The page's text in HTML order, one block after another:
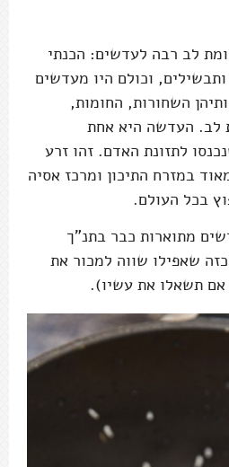
לב רבה לעדשים: הכנתי
וכולם היו מעדשים
השחורות, החומות,
לב. העדשה היא אחת
לתזונת האדם. זהו זרע
במזרח התיכון ומרכז אסיה
בכל העולם.
מתוארות כבר בתנ"ך
שאפילו שווה למכור את
תשאלו את עשיו).